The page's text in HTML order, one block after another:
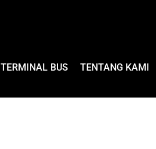
TERMINAL BUS TENTANG KAMI